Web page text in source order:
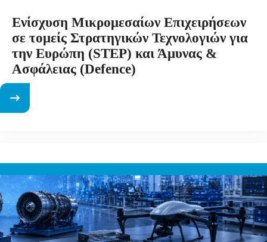
Ενίσχυση Μικρομεσαίων Επιχειρήσεων
σε τομείς Στρατηγικών Τεχνολογιών για
την Ευρώπη (STEP) και Άμυνας &
Ασφάλειας (Defence)